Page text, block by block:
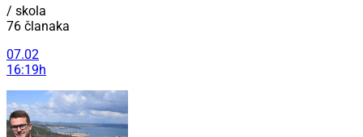
/ skola
76 članaka
07.02
16:19h